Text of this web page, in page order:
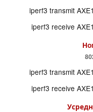
iperf3 transmit
iperf3 receive
iperf3 transmit
iperf3 receive